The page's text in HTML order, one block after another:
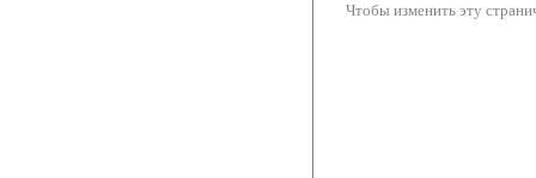
Чтобы изменить эту